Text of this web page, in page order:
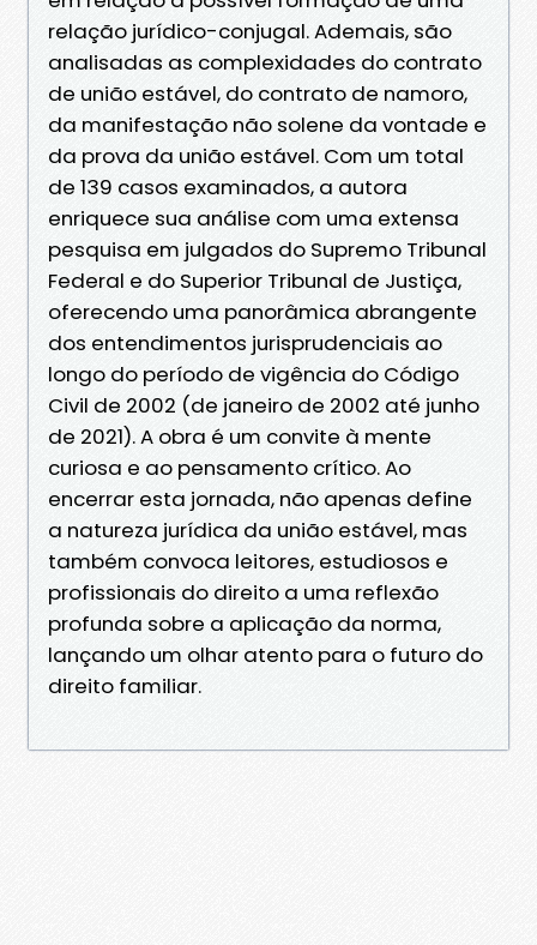
relação jurídico-conjugal. Ademais, são
analisadas as complexidades do contrato
de união estável, do contrato de namoro,
da manifestação não solene da vontade e
da prova da união estável. Com um total
de 139 casos examinados, a autora
enriquece sua análise com uma extensa
pesquisa em julgados do Supremo Tribunal
Federal e do Superior Tribunal de Justiça,
oferecendo uma panorâmica abrangente
dos entendimentos jurisprudenciais ao
longo do período de vigência do Código
Civil de 2002 (de janeiro de 2002 até junho
de 2021). A obra é um convite à mente
curiosa e ao pensamento crítico. Ao
encerrar esta jornada, não apenas define
a natureza jurídica da união estável, mas
também convoca leitores, estudiosos e
profissionais do direito a uma reflexão
profunda sobre a aplicação da norma,
lançando um olhar atento para o futuro do
direito familiar.